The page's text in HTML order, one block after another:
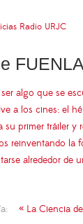
Radio URJC
algo que se
a los cines: el
su primer tráiler
reinventando la
alrededor de
« La Ciencia